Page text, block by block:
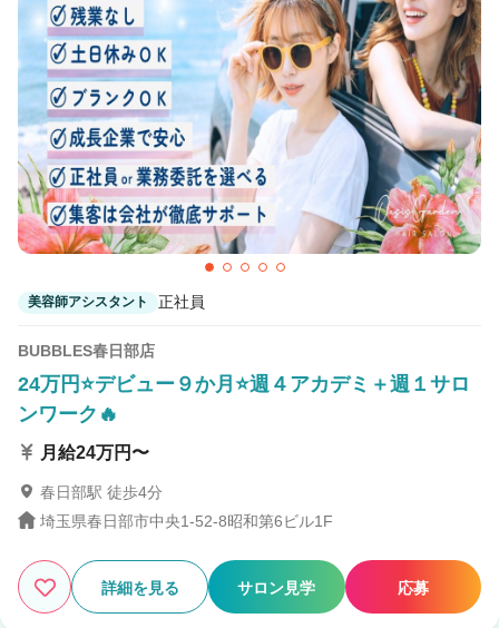
美容師アシスタント 正社員
BUBBLES春日部店
24万円⭐デビュー９か月⭐週４アカデミ＋週１サロ
ンワーク🔥
月給24万円〜
春日部駅 徒歩4分
埼玉県春日部市中央1-52-8昭和第6ビル1F
詳細を見る サロン見学 応募